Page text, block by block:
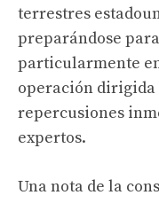
terrestres
preparándose
particularmente
operación
repercusiones
expertos.
Una nota de la